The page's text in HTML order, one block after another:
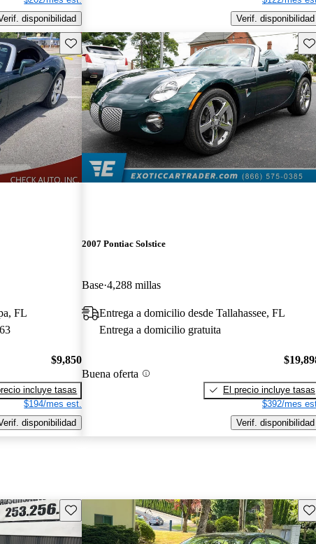
disponibilidad
Verif. disponibilidad
Guarda este Aviso
FL
$9,850
incluye tasas
$194/mes est.
disponibilidad
2007 Pontiac Solstice
Base 4,288 millas
Entrega a domicilio desde Tallahassee, FL
Entrega a domicilio gratuita
Buena oferta
El precio incluye tasas
$392/mes
Verif. disponibilidad
Guarda este Aviso